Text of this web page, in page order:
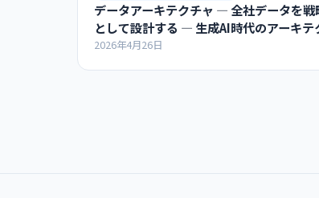
データアーキテクチャ ― 全社データを戦
として設計する ― 生成AI時代のアーキテ
超入門
2026年4月26日